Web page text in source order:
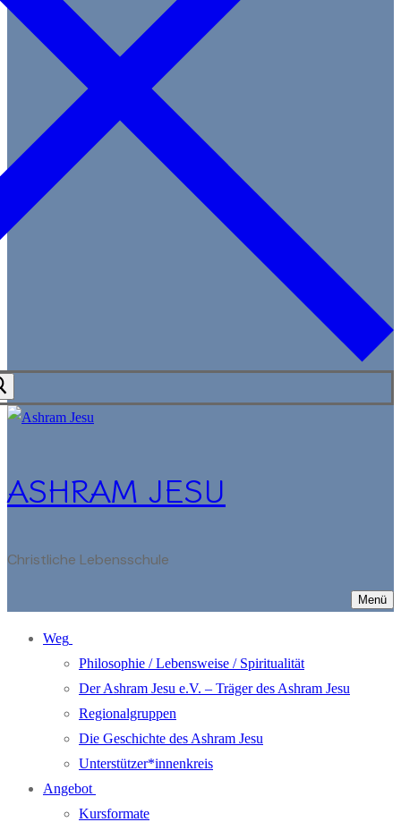
ASHRAM JESU
Christliche Lebensschule
Menü
Weg
Philosophie / Lebensweise / Spiritualität
Der Ashram Jesu e.V. – Träger des Ashram Jesu
Regionalgruppen
Die Geschichte des Ashram Jesu
Unterstützer*innenkreis
Angebot
Kursformate